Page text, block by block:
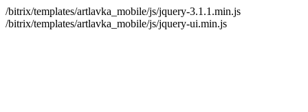
/bitrix/templates/artlavka_mobile/js/jquery-3.1.1.min.js
/bitrix/templates/artlavka_mobile/js/jquery-ui.min.js